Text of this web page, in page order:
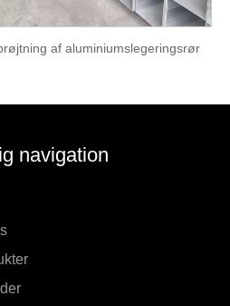
af aluminiumslegeringsrør
navigation